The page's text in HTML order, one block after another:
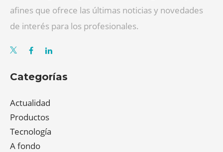
afines que ofrece las últimas noticias y novedades
de interés para los profesionales.
Categorías
Actualidad
Productos
Tecnología
A fondo